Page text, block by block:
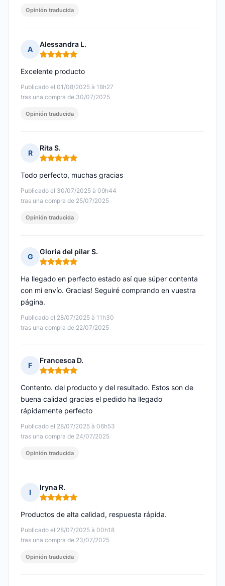
Opinión traducida
A
Alessandra L.
Nota: 5 de 5
Publicado el 01/08/2025 à 18h27
tras una compra de 30/07/2025
Excelente producto
Opinión traducida
R
Rita S.
Nota: 5 de 5
Publicado el 30/07/2025 à 09h44
tras una compra de 25/07/2025
Todo perfecto, muchas gracias
Opinión traducida
G
Gloria del pilar S.
Nota: 5 de 5
Publicado el 28/07/2025 à 11h30
tras una compra de 22/07/2025
Ha llegado en perfecto estado así que súper contenta
con mi envío. Gracias! Seguiré comprando en vuestra
página.
F
Francesca D.
Nota: 5 de 5
Publicado el 28/07/2025 à 06h53
tras una compra de 24/07/2025
Contento. del producto y del resultado. Estos son de
buena calidad gracias el pedido ha llegado
rápidamente perfecto
Opinión traducida
I
Iryna R.
Nota: 5 de 5
Publicado el 28/07/2025 à 00h18
tras una compra de 23/07/2025
Productos de alta calidad, respuesta rápida.
Opinión traducida